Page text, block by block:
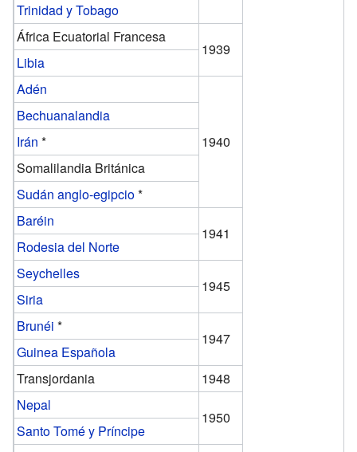
Trinidad y Tobago
África Ecuatorial Francesa
1939
Libia
Adén
1940
Bechuanalandia
Irán *
Somalilandia Británica
Sudán anglo-egipcio*
Baréin
1941
Rodesia del Norte
Seychelles
1945
Siria
Brunéi *
1947
Guinea Española
Transjordania
1948
Nepal
1950
Santo Tomé y Príncipe